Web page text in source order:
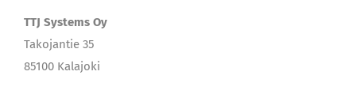
TTJ Systems Oy
Takojantie 35
85100 Kalajoki